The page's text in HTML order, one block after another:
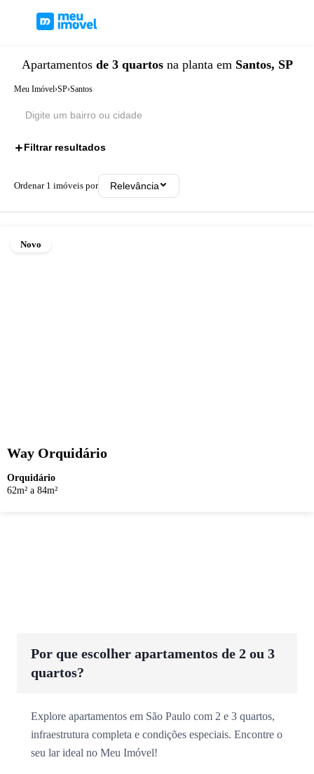
Apartamentos de 3 quartosna planta em Santos, SP
Meu Imóvel›SP›Santos
Filtrar resultados
Ordenar 1 imóveis por Relevância
Novo
Way Orquidário
Orquidário
62m² a 84m²
Por que escolher apartamentos de 2 ou 3
quartos?
Explore apartamentos em São Paulo com 2 e 3 quartos,
infraestrutura completa e condições especiais. Encontre o
seu lar ideal no Meu Imóvel!